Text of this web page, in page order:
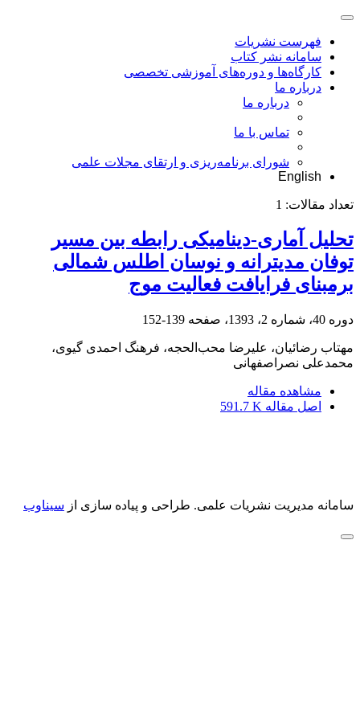
فهرست نشریات
سامانه نشر کتاب
کارگاه‌ها و دوره‌های آموزشی تخصصی
درباره ما
درباره ما
تماس با ما
شورای برنامه‌ریزی و ارتقای مجلات علمی
English
تعداد مقالات: 1
تحلیل آماری-دینامیکی رابطه بین مسیر
توفان مدیترانه و نوسان اطلس شمالی
برمبنای فرایافت فعالیت موج
دوره 40، شماره 2، 1393، صفحه 139-152
مهتاب رضائیان، علیرضا محب‌الحجه، فرهنگ احمدی گیوی،
محمدعلی نصراصفهانی
مشاهده مقاله
اصل مقاله 591.7 K
سامانه مدیریت نشریات علمی. طراحی و پیاده سازی از سیناوب